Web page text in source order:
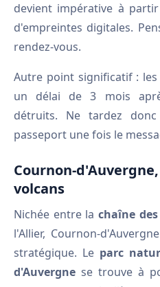
devient impérative à
d'empreintes digitales.
rendez-vous.
Autre point significatif :
un délai de 3 mois
détruits. Ne tardez
passeport une fois le
Cournon-
volcans
Nichée entre la chaîne
l'Allier, Cournon-
stratégique. Le parc
d'Auvergne se trouve à